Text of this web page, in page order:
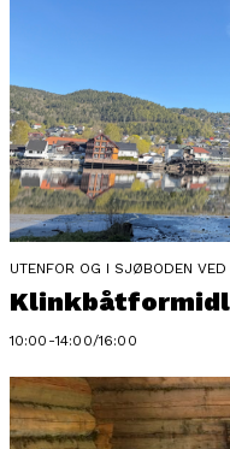
UTENFOR OG I SJØBODEN VED
10:00-14:00/16:00